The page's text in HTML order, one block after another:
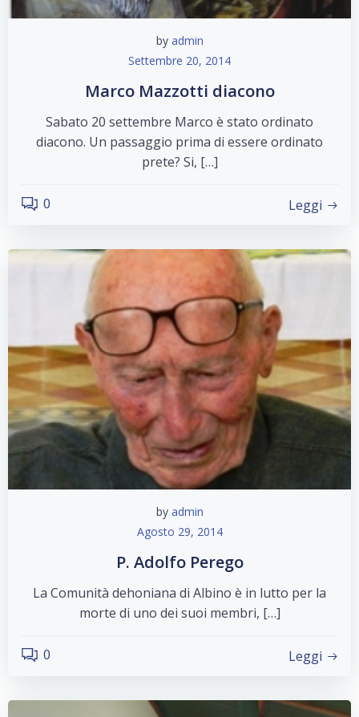
by admin
Settembre 20, 2014
Marco Mazzotti diacono
Sabato 20 settembre Marco è stato ordinato
diacono. Un passaggio prima di essere ordinato
prete? Si, […]
0 Leggi
by admin
Agosto 29, 2014
P. Adolfo Perego
La Comunità dehoniana di Albino è in lutto per la
morte di uno dei suoi membri, […]
0 Leggi